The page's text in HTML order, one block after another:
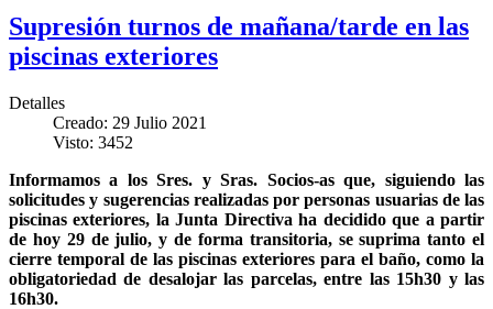
Supresión turnos de mañana/tarde en las
piscinas exteriores
Detalles
Creado: 29 Julio 2021
Visto: 3452
Informamos a los Sres. y Sras. Socios-as que, siguiendo las
solicitudes y sugerencias realizadas por personas usuarias de las
piscinas exteriores, la Junta Directiva ha decidido que a partir
de hoy 29 de julio, y de forma transitoria, se suprima tanto el
cierre temporal de las piscinas exteriores para el baño, como la
obligatoriedad de desalojar las parcelas, entre las 15h30 y las
16h30.